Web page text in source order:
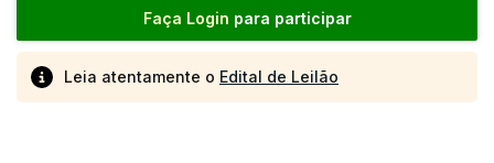
Faça Login para participar
Leia atentamente o Edital de Leilão